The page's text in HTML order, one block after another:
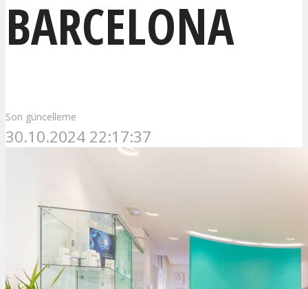
BARCELONA
Son güncelleme
30.10.2024 22:17:37